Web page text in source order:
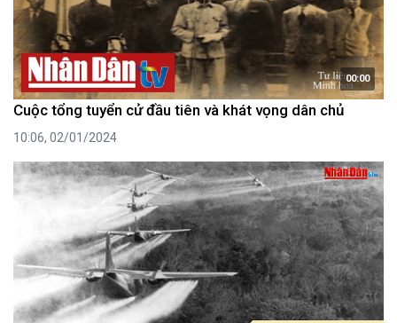
00:00
Cuộc tổng tuyển cử đầu tiên và khát vọng dân chủ
10:06, 02/01/2024